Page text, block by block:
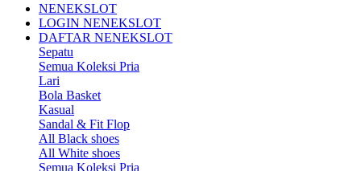
NENEKSLOT
LOGIN NENEKSLOT
DAFTAR NENEKSLOT
Sepatu
Semua Koleksi Pria
Lari
Bola Basket
Kasual
Sandal & Fit Flop
All Black shoes
All White shoes
Semua Koleksi Pria